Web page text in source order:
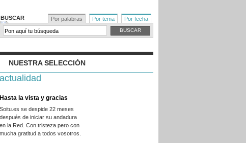
BUSCAR Por palabras Por tema Por fecha
NUESTRA SELECCIÓN
actualidad
Hasta la vista y gracias
Soitu.es se despide 22 meses
después de iniciar su andadura
en la Red. Con tristeza pero con
mucha gratitud a todos vosotros.